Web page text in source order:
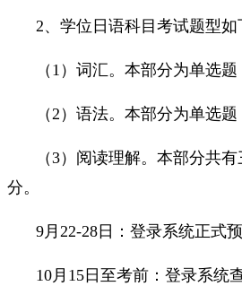
2、学位日语科目考试题型如
（1）词汇。本部分为单选
（2）语法。本部分为单选
（3）阅读理解。本部分共
分。
9月22-28日：登录系统正式
10月15日至考前：登录系统